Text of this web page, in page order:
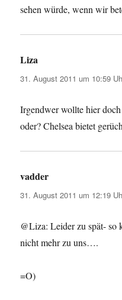
sehen würde, wenn wir
Liza
31. August 2011 um 10:59
Irgendwer wollte hier
oder? Chelsea bietet
vadder
31. August 2011 um 12:19
@Liza: Leider zu spät-
nicht mehr zu uns….
=O)